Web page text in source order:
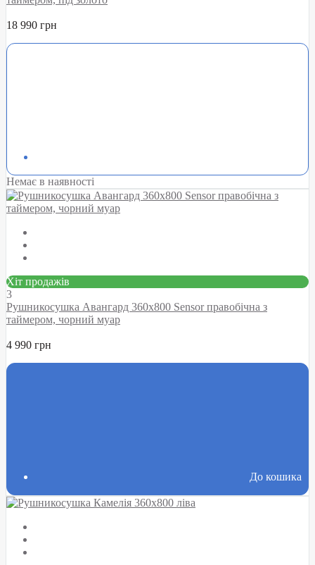
18 990 грн
Немає в наявності
Хіт продажів
3
Рушникосушка Авангард 360х800 Sensor правобічна з
таймером, чорний муар
4 990 грн
До кошика